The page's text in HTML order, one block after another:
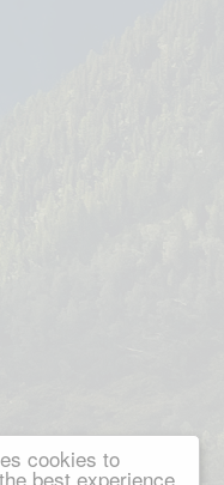
cookies to
best experience